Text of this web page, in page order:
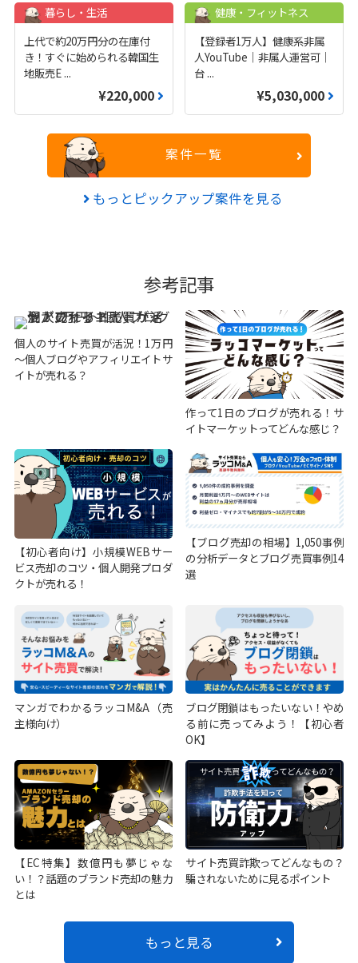
暮らし・生活
上代で約20万円分の在庫付
き！すぐに始められる韓国生
地販売E ...
¥220,000
健康・フィットネス
【登録者1万人】健康系非属
人YouTube｜非属人運営可｜
台 ...
¥5,030,000
案件一覧
もっとピックアップ案件を見る
参考記事
個人のサイト売買が活況！1万円
～個人ブログやアフィリエイトサ
イトが売れる？
作って1日のブログが売れる！サ
イトマーケットってどんな感じ？
【初心者向け】小規模WEBサー
ビス売却のコツ・個人開発プロダ
クトが売れる！
【ブログ売却の相場】1,050事例
の分析データとブログ売買事例14
選
マンガでわかるラッコM&A（売
主様向け）
ブログ閉鎖はもったいない！やめ
る前に売ってみよう！【初心者
OK】
【EC特集】数億円も夢じゃな
い！？話題のブランド売却の魅力
とは
サイト売買詐欺ってどんなもの？
騙されないために見るポイント
もっと見る